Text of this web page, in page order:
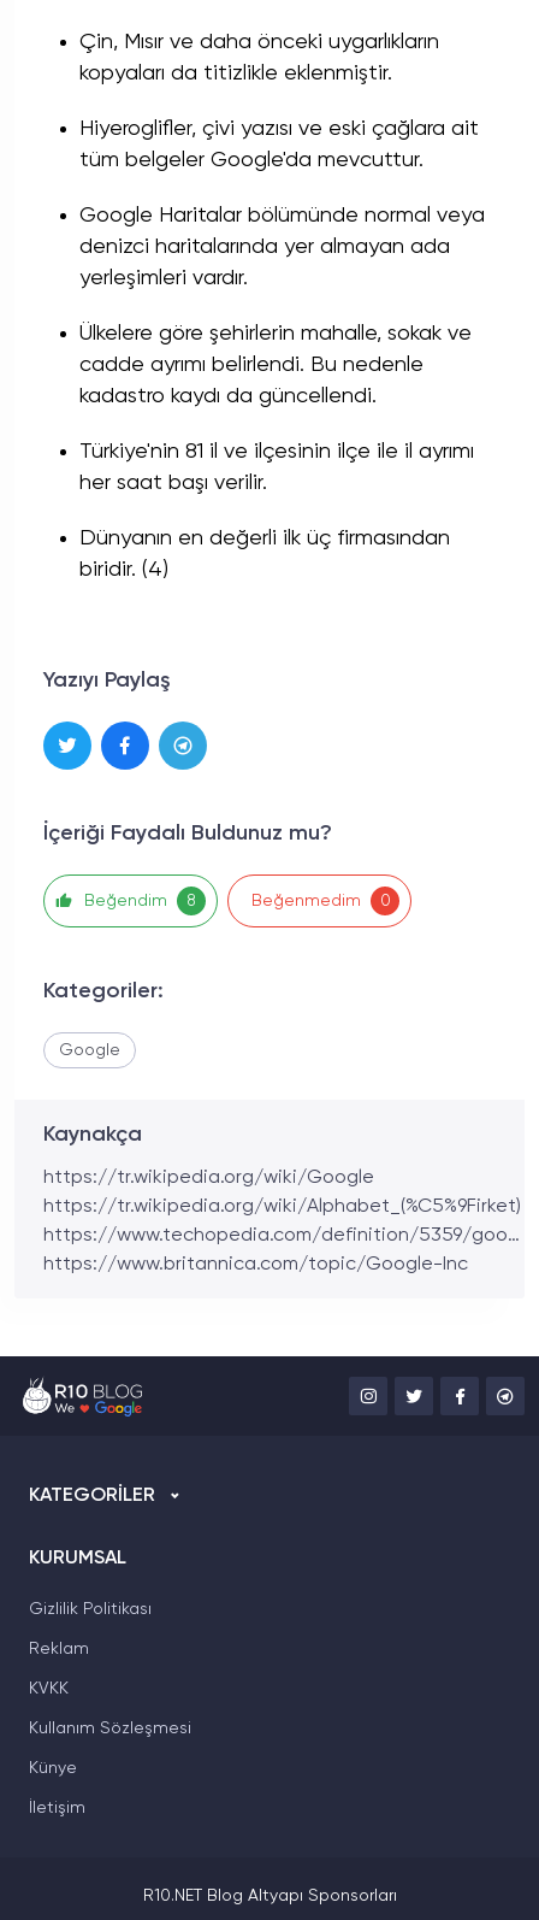
Çin, Mısır ve daha önceki uygarlıkların
kopyaları da titizlikle eklenmiştir.
Hiyeroglifler, çivi yazısı ve eski çağlara ait
tüm belgeler Google'da mevcuttur.
Google Haritalar bölümünde normal veya
denizci haritalarında yer almayan ada
yerleşimleri vardır.
Ülkelere göre şehirlerin mahalle, sokak ve
cadde ayrımı belirlendi. Bu nedenle
kadastro kaydı da güncellendi.
Türkiye'nin 81 il ve ilçesinin ilçe ile il ayrımı
her saat başı verilir.
Dünyanın en değerli ilk üç firmasından
biridir. (4)
Yazıyı Paylaş
İçeriği Faydalı Buldunuz mu?
Beğendim 8 Beğenmedim 0
Kategoriler:
Google
Kaynakça
https://tr.wikipedia.org/wiki/Google
https://tr.wikipedia.org/wiki/Alphabet_(%C5%9Firket)
https://www.techopedia.com/definition/5359/googl
e
https://www.britannica.com/topic/Google-Inc
KATEGORİLER
KURUMSAL
Gizlilik Politikası
Reklam
KVKK
Kullanım Sözleşmesi
Künye
İletişim
R10.NET Blog Altyapı Sponsorları